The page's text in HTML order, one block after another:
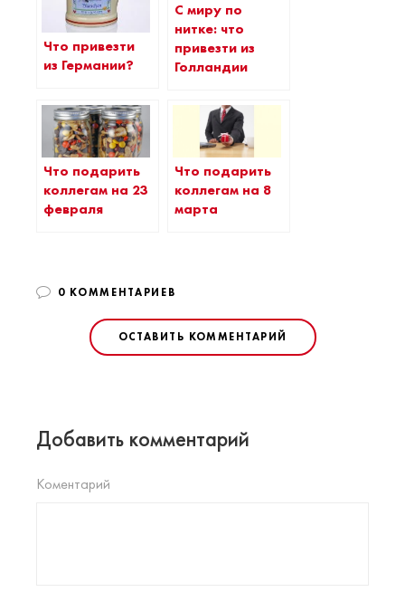
Что привезти
из Германии?
С миру по
нитке: что
привезти из
Голландии
Что подарить
коллегам на 23
февраля
Что подарить
коллегам на 8
марта
0 КОММЕНТАРИЕВ
ОСТАВИТЬ КОММЕНТАРИЙ
Добавить комментарий
Коментарий